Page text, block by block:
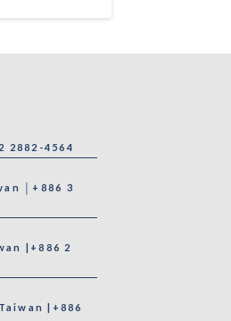
2882-4564
│+886 3
|+886 2
|+886